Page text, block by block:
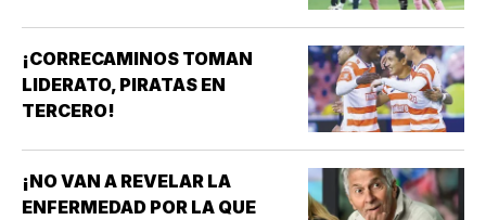
¡CORRECAMINOS TOMAN
LIDERATO, PIRATAS EN
TERCERO!
¡NO VAN A REVELAR LA
ENFERMEDAD POR LA QUE